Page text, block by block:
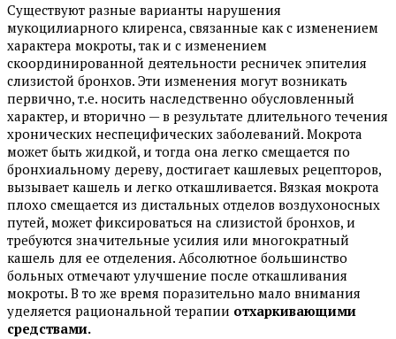
Существуют разные варианты нарушения
мукоцилиарного клиренса, связанные как с изменением
характера мокроты, так и с изменением
скоординированной деятельности ресничек эпителия
слизистой бронхов. Эти изменения могут возникать
первично, т.е. носить наследственно обусловленный
характер, и вторично — в результате длительного течения
хронических неспецифических заболеваний. Мокрота
может быть жидкой, и тогда она легко смещается по
бронхиальному дереву, достигает кашлевых рецепторов,
вызывает кашель и легко откашливается. Вязкая мокрота
плохо смещается из дистальных отделов воздухоносных
путей, может фиксироваться на слизистой бронхов, и
требуются значительные усилия или многократный
кашель для ее отделения. Абсолютное большинство
больных отмечают улучшение после откашливания
мокроты. В то же время поразительно мало внимания
уделяется рациональной терапии отхаркивающими
средствами.